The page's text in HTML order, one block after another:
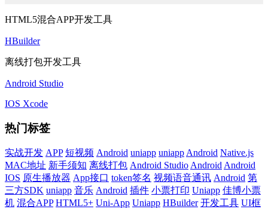
HTML5混合APP开发工具
HBuilder
离线打包开发工具
Android Studio
IOS Xcode
热门标签
实战开发 APP 短视频 Android uniapp uniappAndroid Native.js
MAC地址 新手须知 离线打包 Android StudioAndroidAndroid
IOS 原生播放器 App接口 token签名 视频语音通讯 Android 第
三方SDK uniapp 音乐 Android 插件 小票打印 Uniapp 佳博小票
机 混合APP HTML5+ Uni-App Uniapp HBuilder 开发工具 UI框